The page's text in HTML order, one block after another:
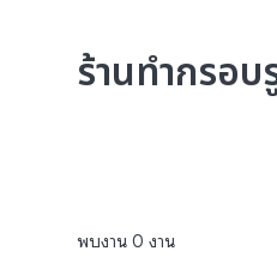
ร้านทํากรอ
พบงาน 0 งาน